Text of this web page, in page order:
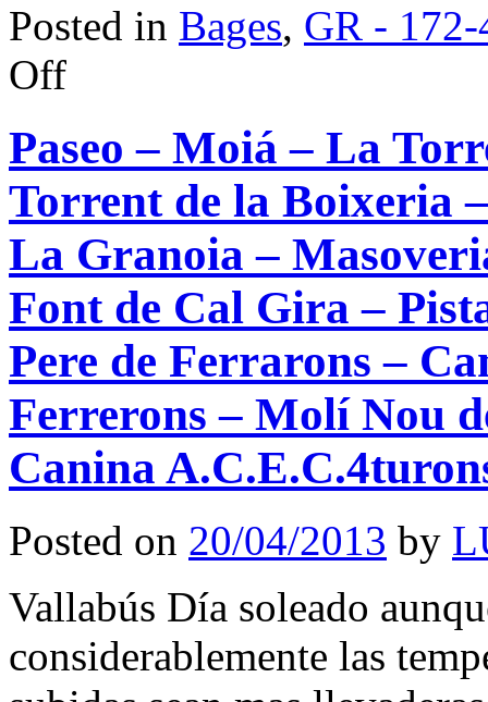
Posted in Bages, GR - 172-
Offon
Ruta
–
Cami
dels
Degollats
Pou
del
Els
Degollats
–
Iscle
y
Santa
Victoria
–
de
Montserrat
de
Sant
Miquel
–
Paseo – Moiá – La
Torrent de la Boixeria
La Granoia –
Font de Cal Gira –
Pere de Ferrarons –
Ferrerons – Molí Nou
Canina
Posted on 20/04/2013 by
Vallabús Día soleado
considerablemente las